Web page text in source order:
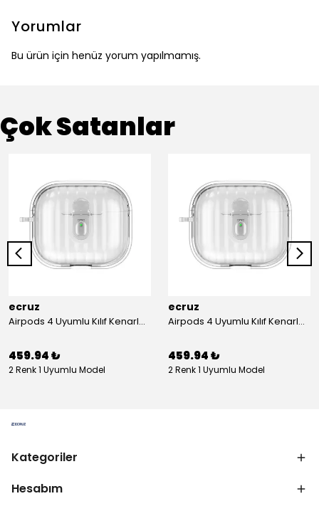
Yorumlar
Bu ürün için henüz yorum yapılmamış.
Çok Satanlar
ecruz
Airpods 4 Uyumlu Kılıf Kenarları Renkli Şeffaf Dilimli Silikon Ecruz Airbag 40 Uyumlu Kılıf
459.94 ₺
2 Renk 1 Uyumlu Model
ecruz
Airpods 4 Uyumlu Kılıf Kenarları Renkli Şeffaf Dilimli Silikon Ecruz Airbag 40 Uyumlu Kılıf
459.94 ₺
2 Renk 1 Uyumlu Model
Kategoriler
Hesabım